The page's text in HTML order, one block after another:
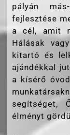
pályán
fejlesztése
a cél, amit
Hálásak
kitartó és
ajándékkal
a kísérő
segítséget,
élményt